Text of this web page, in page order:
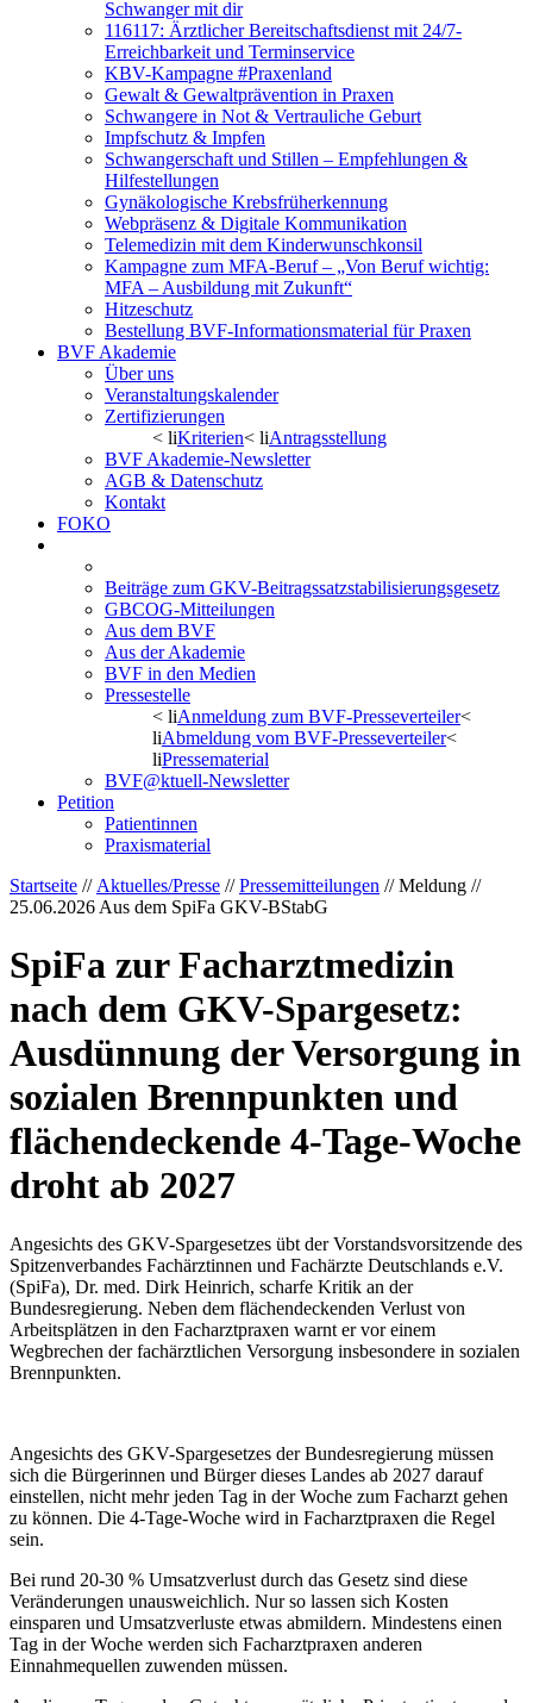
Schwanger mit dir
116117: Ärztlicher Bereitschaftsdienst mit 24/7-
Erreichbarkeit und Terminservice
KBV-Kampagne #Praxenland
Gewalt & Gewaltprävention in Praxen
Schwangere in Not & Vertrauliche Geburt
Impfschutz & Impfen
Schwangerschaft und Stillen – Empfehlungen &
Hilfestellungen
Gynäkologische Krebsfrüherkennung
Webpräsenz & Digitale Kommunikation
Telemedizin mit dem Kinderwunschkonsil
Kampagne zum MFA-Beruf – „Von Beruf wichtig:
MFA – Ausbildung mit Zukunft“
Hitzeschutz
Bestellung BVF-Informationsmaterial für Praxen
BVF Akademie
Über uns
Veranstaltungskalender
Zertifizierungen
< liKriterien< liAntragsstellung
BVF Akademie-Newsletter
AGB & Datenschutz
Kontakt
FOKO
Beiträge zum GKV-Beitragssatzstabilisierungsgesetz
GBCOG-Mitteilungen
Aus dem BVF
Aus der Akademie
BVF in den Medien
Pressestelle
< liAnmeldung zum BVF-Presseverteiler<
liAbmeldung vom BVF-Presseverteiler<
liPressematerial
BVF@ktuell-Newsletter
Petition
Patientinnen
Praxismaterial
Startseite // Aktuelles/Presse //Pressemitteilungen // Meldung //
25.06.2026 Aus dem SpiFa GKV-BStabG
SpiFa zur Facharztmedizin
nach dem GKV-Spargesetz:
Ausdünnung der Versorgung in
sozialen Brennpunkten und
flächendeckende 4-Tage-Woche
droht ab 2027
Angesichts des GKV-Spargesetzes übt der Vorstandsvorsitzende des
Spitzenverbandes Fachärztinnen und Fachärzte Deutschlands e.V.
(SpiFa), Dr. med. Dirk Heinrich, scharfe Kritik an der
Bundesregierung. Neben dem flächendeckenden Verlust von
Arbeitsplätzen in den Facharztpraxen warnt er vor einem
Wegbrechen der fachärztlichen Versorgung insbesondere in sozialen
Brennpunkten.
Angesichts des GKV-Spargesetzes der Bundesregierung müssen
sich die Bürgerinnen und Bürger dieses Landes ab 2027 darauf
einstellen, nicht mehr jeden Tag in der Woche zum Facharzt gehen
zu können. Die 4-Tage-Woche wird in Facharztpraxen die Regel
sein.
Bei rund 20-30 % Umsatzverlust durch das Gesetz sind diese
Veränderungen unausweichlich. Nur so lassen sich Kosten
einsparen und Umsatzverluste etwas abmildern. Mindestens einen
Tag in der Woche werden sich Facharztpraxen anderen
Einnahmequellen zuwenden müssen.